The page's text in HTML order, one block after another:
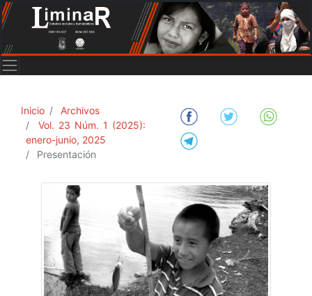
Inicio
Archivos
Vol. 23 Núm. 1 (2025):
enero-junio, 2025
Presentación